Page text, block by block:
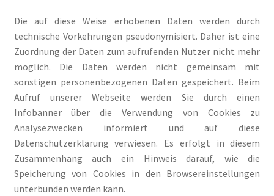
Die auf diese Weise erhobenen Daten werden durch
technische Vorkehrungen pseudonymisiert. Daher ist eine
Zuordnung der Daten zum aufrufenden Nutzer nicht mehr
möglich. Die Daten werden nicht gemeinsam mit
sonstigen personenbezogenen Daten gespeichert. Beim
Aufruf unserer Webseite werden Sie durch einen
Infobanner über die Verwendung von Cookies zu
Analysezwecken informiert und auf diese
Datenschutzerklärung verwiesen. Es erfolgt in diesem
Zusammenhang auch ein Hinweis darauf, wie die
Speicherung von Cookies in den Browsereinstellungen
unterbunden werden kann.